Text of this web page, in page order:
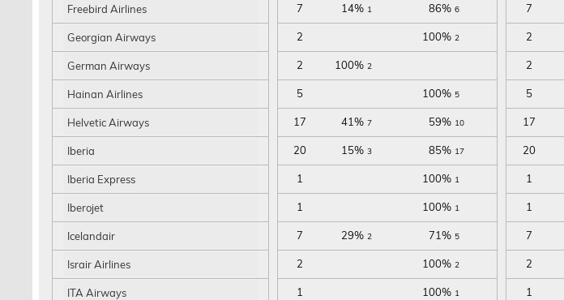
Freebird Airlines 7 14% 1 86% 6 7
Georgian Airways 2 100% 2 2
German Airways 2 100% 2 2
Hainan Airlines 5 100% 5 5
Helvetic Airways 17 41% 7 59% 10 17
Iberia 20 15% 3 85% 17 20
Iberia Express 1 100% 1 1
Iberojet 1 100% 1 1
Icelandair 7 29% 2 71% 5 7
Israir Airlines 2 100% 2 2
ITA Airways 1 100% 1 1